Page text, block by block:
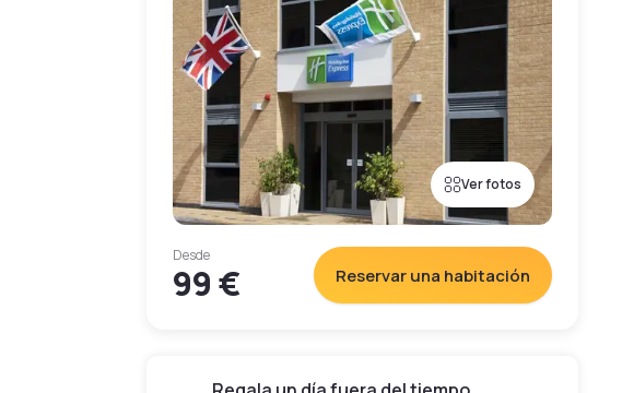
Ver fotos
Desde
99 € Reservar una habitación